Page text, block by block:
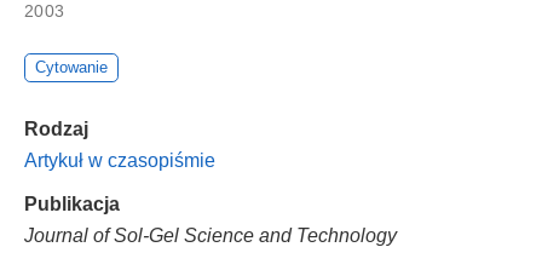
2003
Cytowanie
Rodzaj
Artykuł w czasopiśmie
Publikacja
Journal of Sol-Gel Science and Technology